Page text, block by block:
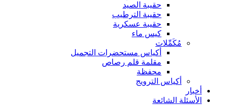
حقيبة الصيد
حقيبة الترطيب
حقيبة عسكرية
كيس ماء
مُكَمِّلات
أكياس مستحضرات التجميل
مقلمة قلم رصاص
محفظة
أكياس الترويج
أخبار
الأسئلة الشائعة